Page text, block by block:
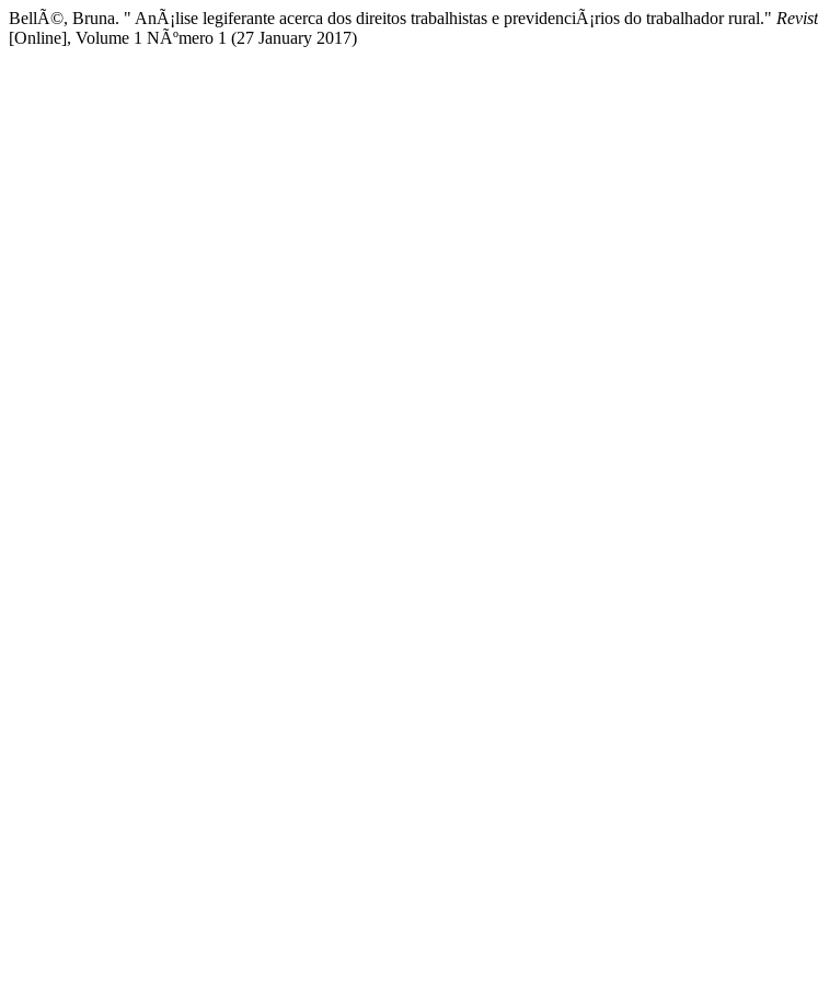
BellÃ©, Bruna. " AnÃ¡lise legiferante acerca dos direitos trabalhistas e previdenciÃ¡rios do trabalhador rural."
[Online], Volume 1 NÃºmero 1 (27 January 2017)